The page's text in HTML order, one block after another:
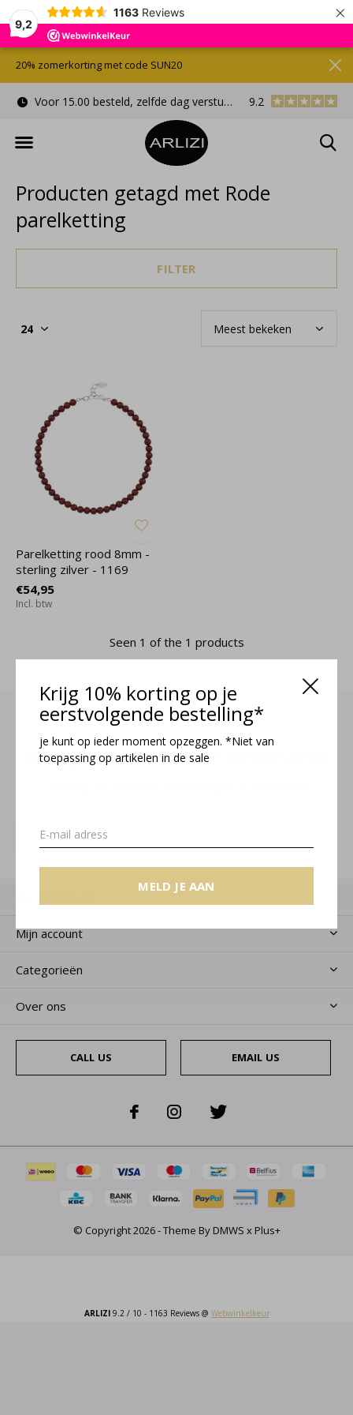
9,2
1163 Reviews ×
Krijg 10% korting op je
eerstvolgende bestelling*
je kunt op ieder moment opzeggen. *Niet van
toepassing op artikelen in de sale
MELD JE AAN
Voor 15.00 besteld, zelfde dag verstuurd Gratis
9.2
20% zomerkorting met code SUN20
Producten getagd met Rode
parelketting
FILTER
Parelketting rood 8mm -
sterling zilver - 1169
€54,95
Incl. btw
Seen 1 of the 1 products
Meld je aan voor onze nieuwsbrief
Mijn account
Categorieën
Over ons
CALL US EMAIL US
© Copyright2026- Theme ByDMWS x Plus+
ARLIZI9.2 / 10 - 1163 Reviews @ Webwinkelkeur